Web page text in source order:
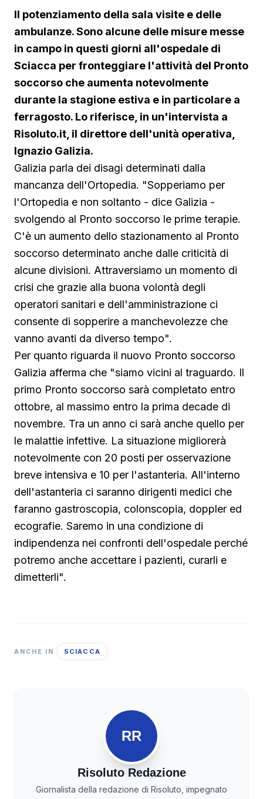
Il potenziamento della sala visite e delle
ambulanze. Sono alcune delle misure messe
in campo in questi giorni all'ospedale di
Sciacca per fronteggiare l'attività del Pronto
soccorso che aumenta notevolmente
durante la stagione estiva e in particolare a
ferragosto. Lo riferisce, in un'intervista a
Risoluto.it, il direttore dell'unità operativa,
Ignazio Galizia.
Galizia parla dei disagi determinati dalla
mancanza dell'Ortopedia. "Sopperiamo per
l'Ortopedia e non soltanto - dice Galizia -
svolgendo al Pronto soccorso le prime terapie.
C'è un aumento dello stazionamento al Pronto
soccorso determinato anche dalle criticità di
alcune divisioni. Attraversiamo un momento di
crisi che grazie alla buona volontà degli
operatori sanitari e dell'amministrazione ci
consente di sopperire a manchevolezze che
vanno avanti da diverso tempo".
Per quanto riguarda il nuovo Pronto soccorso
Galizia afferma che "siamo vicini al traguardo. Il
primo Pronto soccorso sarà completato entro
ottobre, al massimo entro la prima decade di
novembre. Tra un anno ci sarà anche quello per
le malattie infettive. La situazione migliorerà
notevolmente con 20 posti per osservazione
breve intensiva e 10 per l'astanteria. All'interno
dell'astanteria ci saranno dirigenti medici che
faranno gastroscopia, colonscopia, doppler ed
ecografie. Saremo in una condizione di
indipendenza nei confronti dell'ospedale perché
potremo anche accettare i pazienti, curarli e
dimetterli".
ANCHE IN SCIACCA
RR
Risoluto Redazione
Giornalista della redazione di Risoluto, impegnato